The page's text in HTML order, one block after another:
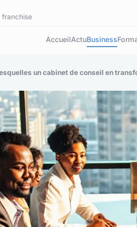
franchise
AccueilActuBusiness
un cabinet de conseil en